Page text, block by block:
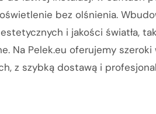
bez olśnienia.
i jakości światła,
Na Pelek.eu oferujemy
z szybką dostawą i